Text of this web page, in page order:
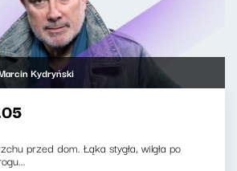
Kydryński
przed dom. Łąka stygła, wilgła po